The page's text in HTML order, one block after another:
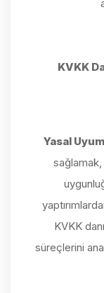
KVKK
Yasal
KVKK
süreçlerini